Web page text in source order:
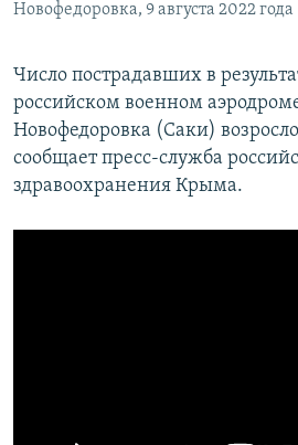
Новофедоровка, 9 августа 2022 года
Число пострадавших в
российском военном
Новофедоровка (Саки)
сообщает пресс-служба
здравоохранения Крыма.